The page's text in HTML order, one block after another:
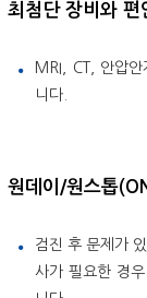
최첨단 장비와 편
MRI, CT, 안압
니다.
원데이/원스톱
검진 후 문제가
사가 필요한 경